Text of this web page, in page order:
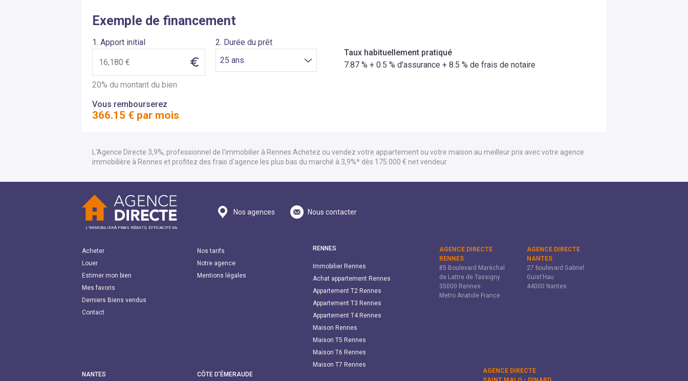
Exemple de financement
1. Apport initial 2. Durée du prêt
20% du montant du bien
Vous rembourserez
366.15 € par mois
Taux habituellement pratiqué
7.87 % + 0.5 % d'assurance + 8.5 % de frais de notaire
L'Agence Directe 3,9%, professionnel de l'immobilier à Rennes Achetez ou vendez votre appartement ou votre maison au meilleur prix avec votre agence
immobilière à Rennes et profitez des frais d'agence les plus bas du marché à 3,9%* dès 175.000 € net vendeur
L’IMMOBILIER À FRAIS RÉDUITS, ÉFFICACITÉ MAXI
Nos agences Nous contacter
Acheter
Louer
Estimer mon bien
Mes favoris
Derniers Biens vendus
Contact
Nos tarifs
Notre agence
Mentions légales
RENNES
Immobilier Rennes
Achat appartement Rennes
Appartement T2 Rennes
Appartement T3 Rennes
Appartement T4 Rennes
Maison Rennes
Maison T5 Rennes
Maison T6 Rennes
Maison T7 Rennes
NANTES
CÔTE D’ÉMERAUDE
AGENCE DIRECTE
RENNES
85 Boulevard Maréchal
de Lattre de Tassigny
35000 Rennes
Metro Anatole France
AGENCE DIRECTE
NANTES
27 boulevard Gabriel
Guist’Hau
44000 Nantes
AGENCE DIRECTE